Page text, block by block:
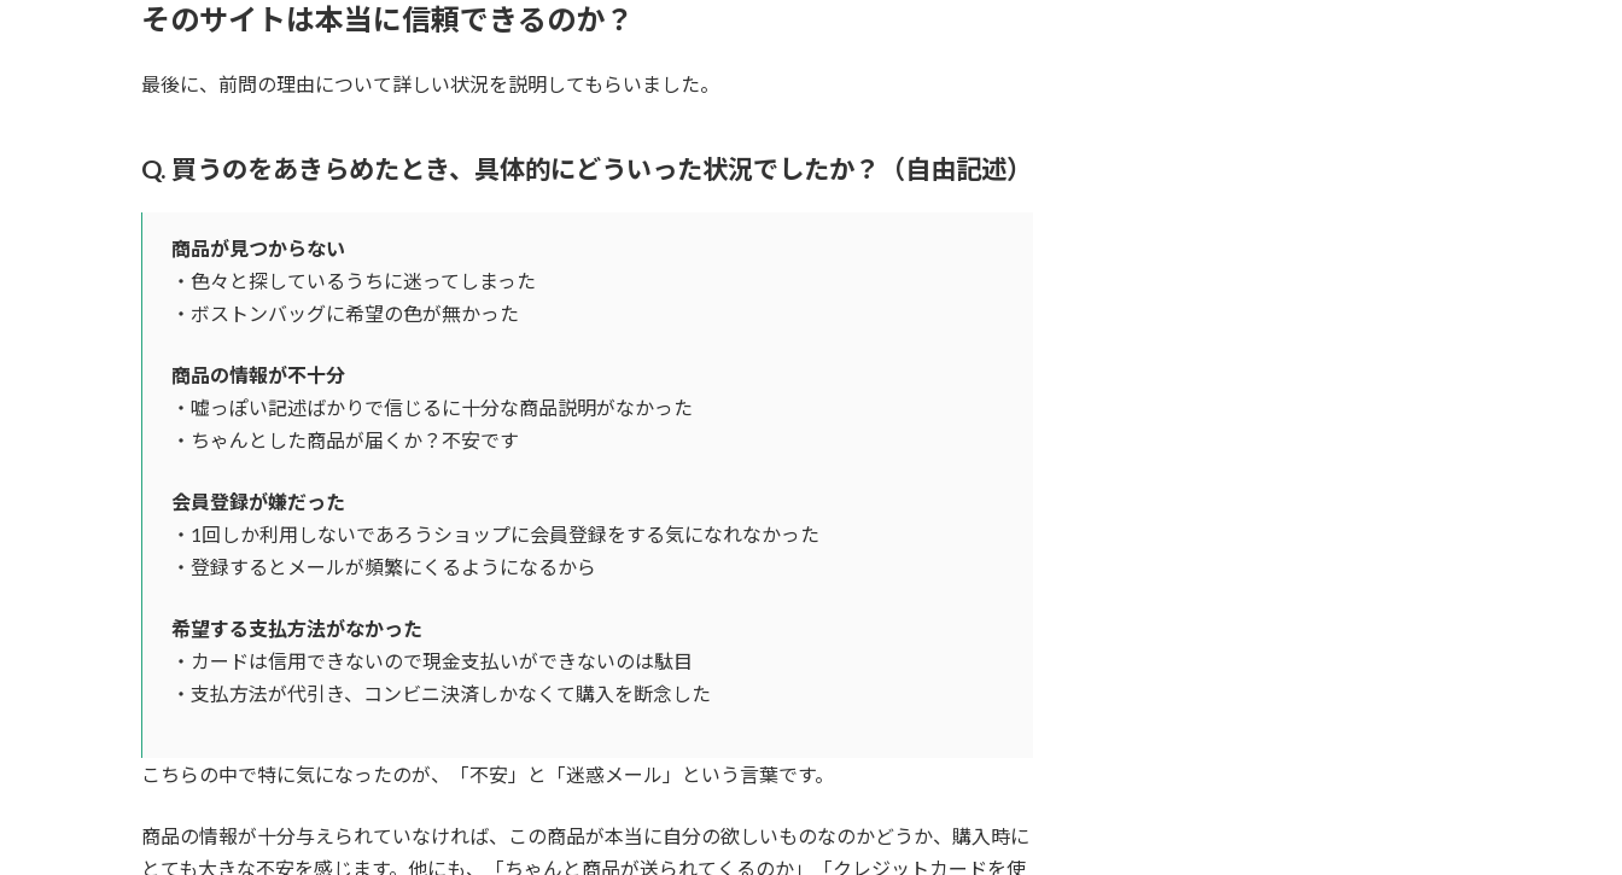
そのサイトは本当に信頼できるのか？
最後に、前問の理由について詳しい状況を説明してもらいました。
Q. 買うのをあきらめたとき、具体的にどういった状況でしたか？（自由記述）
商品が見つからない
・色々と探しているうちに迷ってしまった
・ボストンバッグに希望の色が無かった
商品の情報が不十分
・嘘っぽい記述ばかりで信じるに十分な商品説明がなかった
・ちゃんとした商品が届くか？不安です
会員登録が嫌だった
・1回しか利用しないであろうショップに会員登録をする気になれなかった
・登録するとメールが頻繁にくるようになるから
希望する支払方法がなかった
・カードは信用できないので現金支払いができないのは駄目
・支払方法が代引き、コンビニ決済しかなくて購入を断念した
こちらの中で特に気になったのが、「不安」と「迷惑メール」という言葉です。
商品の情報が十分与えられていなければ、この商品が本当に自分の欲しいものなのかどうか、購入時に
とても大きな不安を感じます。他にも、「ちゃんと商品が送られてくるのか」「クレジットカードを使